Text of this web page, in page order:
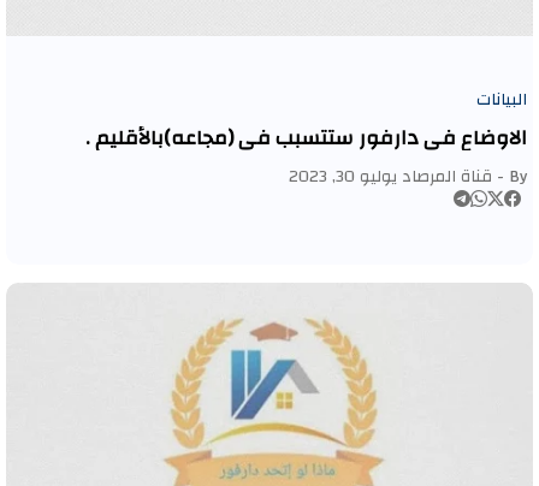
البيانات
الاوضاع في دارفور ستتسبب في (مجاعه)بالأقليم .
By - قناة المرصاديوليو 30, 2023